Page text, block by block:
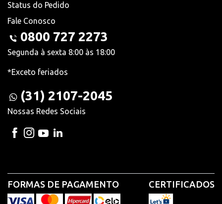
Status do Pedido
Fale Conosco
0800 727 2273
Segunda à sexta 8:00 às 18:00
*Exceto feriados
(31) 2107-2045
Nossas Redes Sociais
FORMAS DE PAGAMENTO CERTIFICADOS